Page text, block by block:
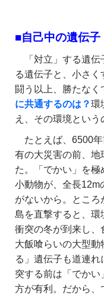
■自己中の遺伝子
「対立」する遺
る遺伝子と、小さく
闘う以上、勝たなく
に共通するのは？環
え、その環境という
たとえば、6500
有の大災害の前、地
た。「でかい」を
小動物が、全長12m
がないから。とこ
島を直撃すると、環
衝突の冬が到来し、
大飯喰らいの大型
る」遺伝子も道連
突する前は「でかい
方が有利。だから、